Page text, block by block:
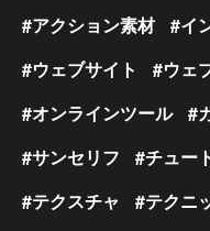
アクション素材
イ
ウェブサイト
ウェ
オンラインツール
サンセリフ
チュー
テクスチャ
テクニ